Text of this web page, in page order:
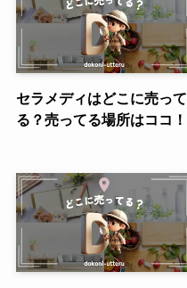
セラメディはどこに売って
る？売ってる場所はココ！